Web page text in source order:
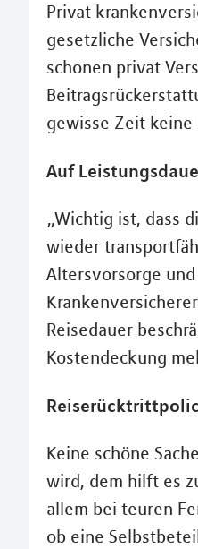
Privat
gesetzliche
schonen privat
gewisse Zeit keine
Auf
„Wichtig ist, dass
wieder
Altersvorsorge
Reisedauer
Kostendeckung
Keine schöne
wird, dem hilft es
allem bei teuren
ob eine